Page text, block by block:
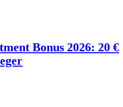
Bonus 2026: 20 €